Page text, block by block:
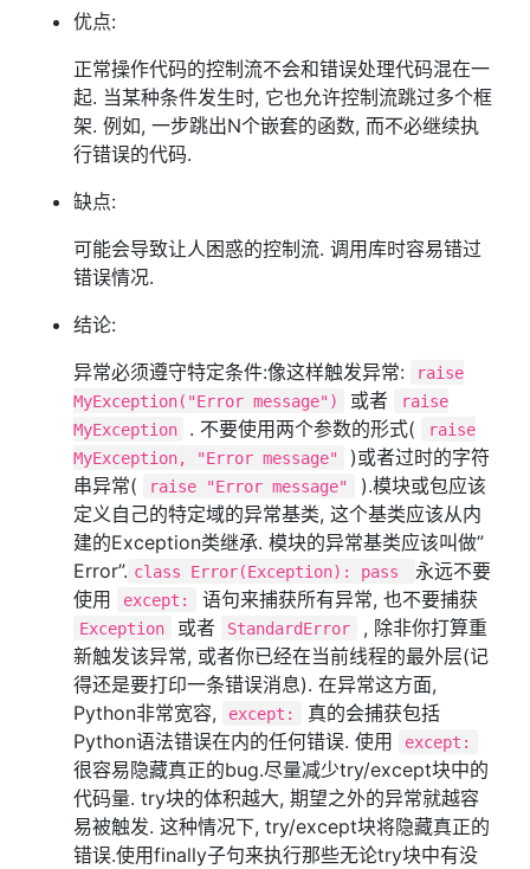
优点:
正常操作代码的控制流不会和错误处理代码混在一
起. 当某种条件发生时, 它也允许控制流跳过多个框
架. 例如, 一步跳出N个嵌套的函数, 而不必继续执
行错误的代码.
缺点:
可能会导致让人困惑的控制流. 调用库时容易错过
错误情况.
结论:
异常必须遵守特定条件:像这样触发异常:
raise
MyException("Error message")
或者
raise
MyException
. 不要使用两个参数的形式(
raise
MyException, "Error message"
)或者过时的字符
串异常(
raise "Error message"
).模块或包应该
定义自己的特定域的异常基类, 这个基类应该从内
建的Exception类继承. 模块的异常基类应该叫做”
Error”. class Error(Exception): pass
永远不要
使用
except: 语句来捕获所有异常, 也不要捕获
Exception 或者 StandardError
, 除非你打算重
新触发该异常, 或者你已经在当前线程的最外层(记
得还是要打印一条错误消息). 在异常这方面,
Python非常宽容,
except:
真的会捕获包括
Python语法错误在内的任何错误. 使用
except:
很容易隐藏真正的bug.尽量减少try/except块中的
代码量. try块的体积越大, 期望之外的异常就越容
易被触发. 这种情况下, try/except块将隐藏真正的
错误.使用finally子句来执行那些无论try块中有没